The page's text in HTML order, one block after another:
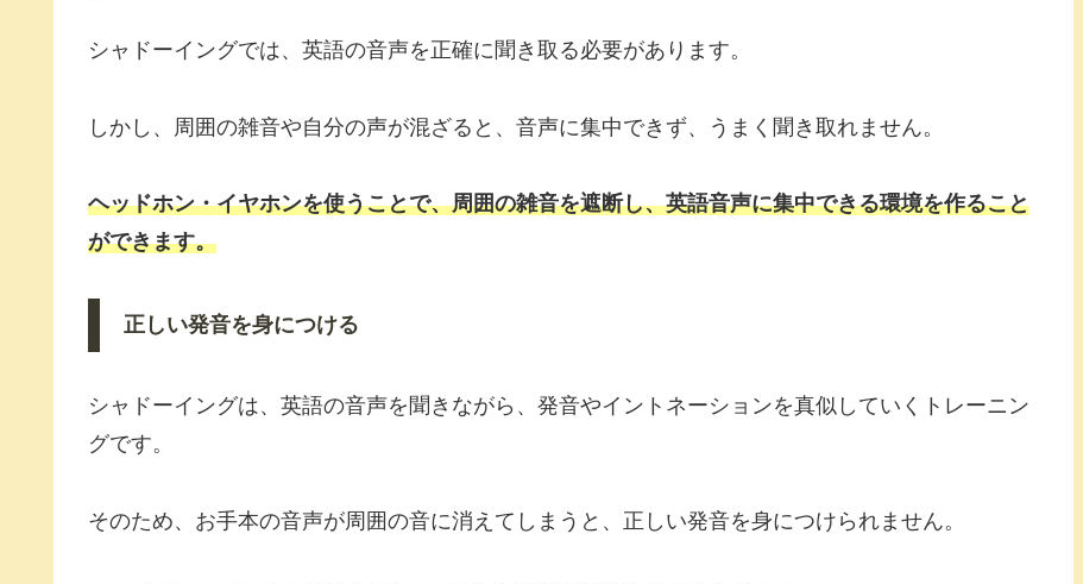
シャドーイングでは、英語の音声を正確に聞き取る必要があります。
しかし、周囲の雑音や自分の声が混ざると、音声に集中できず、うまく聞き取れません。
ヘッドホン・イヤホンを使うことで、周囲の雑音を遮断し、英語音声に集中できる環境を作ること
ができます。
正しい発音を身につける
シャドーイングは、英語の音声を聞きながら、発音やイントネーションを真似していくトレーニン
グです。
そのため、お手本の音声が周囲の音に消えてしまうと、正しい発音を身につけられません。